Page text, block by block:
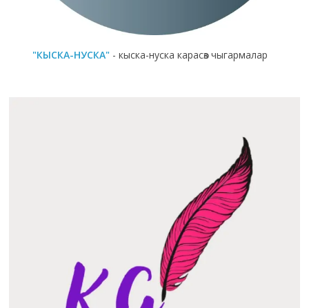
"КЫСКА-НУСКА" - кыска-нуска карасөз чыгармалар